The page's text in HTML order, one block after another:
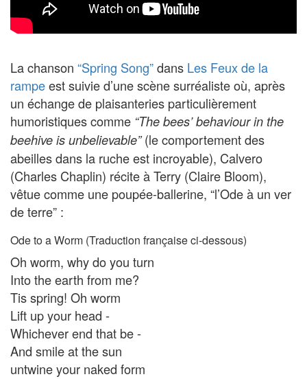
La chanson “Spring Song”dans Les Feux de la
rampeest suivie d’une scène surréaliste où, après
un échange de plaisanteries particulièrement
humoristiques comme “The bees’ behaviour in the
beehive is unbelievable”(le comportement des
abeilles dans la ruche est incroyable), Calvero
(Charles Chaplin) récite à Terry (Claire Bloom),
vêtue comme une poupée-ballerine, “l’Ode à un ver
de terre” :
Ode to a Worm (Traduction française ci-dessous)
Oh worm, why do you turn
Into the earth from me?
Tis spring! Oh worm
Lift up your head -
Whichever end that be -
And smile at the sun
untwine your naked form